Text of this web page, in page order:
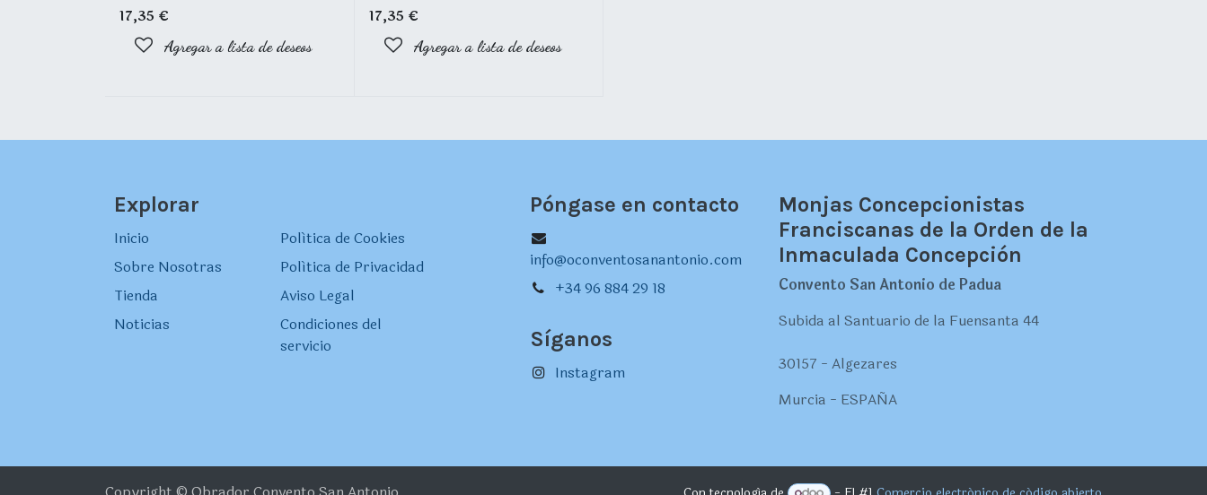
17,35 €
Agregar a lista de deseos
17,35 €
Agregar a lista de deseos
Explorar
Inicio
Sobre Nosotras
Tienda
Noticias
Política de Cookies
Política de Privacidad
Aviso Legal
Condiciones del
servicio
Monjas Concepcionistas
Franciscanas de la Orden de la
Inmaculada Concepción
Convento San Antonio de Padua
Subida al Santuario de la Fuensanta 44
30157 - Algezares
Murcia - ESPAÑA
Póngase en contacto
info@oconventosanantonio.com
+34 96 884 29 18
Síganos
Instagram